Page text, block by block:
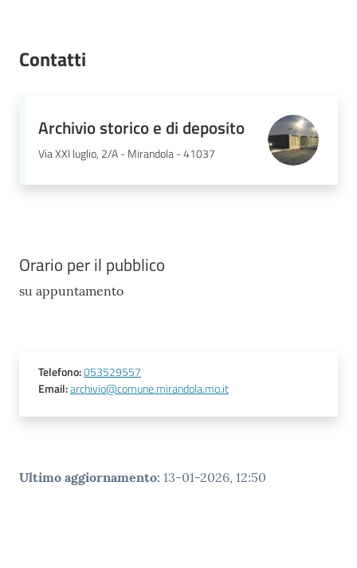
Contatti
Archivio storico e di deposito
Via XXI luglio, 2/A - Mirandola - 41037
Orario per il pubblico
su appuntamento
Telefono:053529557
Email:archivio@comune.mirandola.mo.it
Ultimo aggiornamento: 13-01-2026, 12:50